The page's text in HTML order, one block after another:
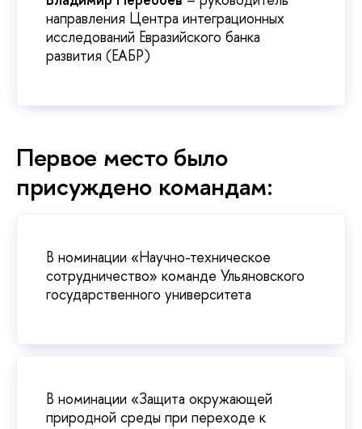
направления Центра интеграционных
исследований Евразийского банка
развития (ЕАБР)
Первое место было
присуждено командам:
В номинации «Научно-техническое
сотрудничество» команде Ульяновского
государственного университета
В номинации «Защита окружающей
природной среды при переходе к